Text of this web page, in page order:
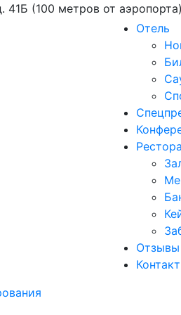
41Б (100 метров от аэропорта)
Отель
Отзывы